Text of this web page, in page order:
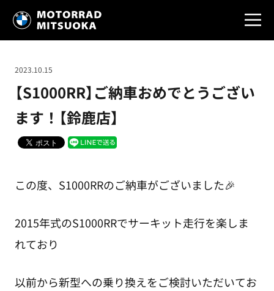
【S1000RR】ご納車おめでとうござい
ます！【鈴鹿店】
2023.10.15
この度、S1000RRのご納車がございました🎉
2015年式のS1000RRでサーキット走行を楽しま
れており
以前から新型への乗り換えをご検討いただいてお